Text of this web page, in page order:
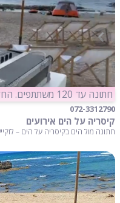
חתונה עד 120 משתתפים. החל מ 400 ש"ח למנה
072-3312790
קיסריה על הים אירועים
חתונה מול הים בקיסריה על הים –